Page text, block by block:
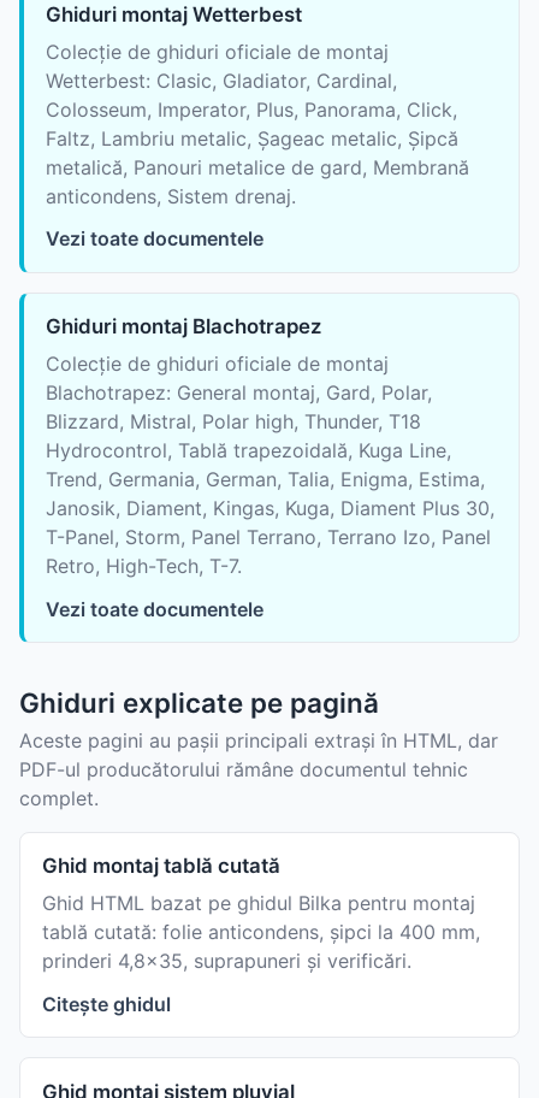
Ghiduri montaj Wetterbest
Colecție de ghiduri oficiale de montaj
Wetterbest: Clasic, Gladiator, Cardinal,
Colosseum, Imperator, Plus, Panorama, Click,
Faltz, Lambriu metalic, Șageac metalic, Șipcă
metalică, Panouri metalice de gard, Membrană
anticondens, Sistem drenaj.
Vezi toate documentele
Ghiduri montaj Blachotrapez
Colecție de ghiduri oficiale de montaj
Blachotrapez: General montaj, Gard, Polar,
Blizzard, Mistral, Polar high, Thunder, T18
Hydrocontrol, Tablă trapezoidală, Kuga Line,
Trend, Germania, German, Talia, Enigma, Estima,
Janosik, Diament, Kingas, Kuga, Diament Plus 30,
T-Panel, Storm, Panel Terrano, Terrano Izo, Panel
Retro, High-Tech, T-7.
Vezi toate documentele
Ghiduri explicate pe pagină
Aceste pagini au pașii principali extrași în HTML, dar
PDF-ul producătorului rămâne documentul tehnic
complet.
Ghid montaj tablă cutată
Ghid HTML bazat pe ghidul Bilka pentru montaj
tablă cutată: folie anticondens, șipci la 400 mm,
prinderi 4,8x35, suprapuneri și verificări.
Citește ghidul
Ghid montaj sistem pluvial